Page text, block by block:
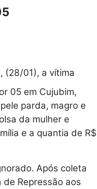
(28/01), a vítima
05 em Cujubim,
parda, magro e
da mulher e
e a quantia de R$
Após coleta
Repressão aos